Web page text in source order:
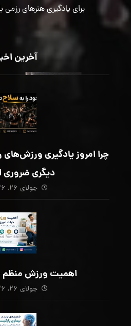
برای یادگیری هنرهای
آخرین
چرا امروز یادگیری
دیگری
جولای ۲۶, ۲۰۲۶
اهمیت ورزش منظم
جولای ۲۶, ۲۰۲۶